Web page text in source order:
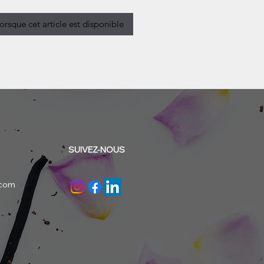
cet article est disponible
SUIVEZ-NOUS